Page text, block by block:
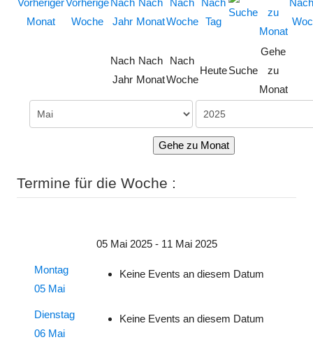
Nach
Jahr
Nach
Monat
Nach
Woche
HeuteSuche
Gehe
zu
Monat
Gehe zu Monat
Termine für die Woche :
05 Mai 2025 - 11 Mai 2025
Montag
05 Mai
Keine Events an diesem Datum
Dienstag
06 Mai
Keine Events an diesem Datum